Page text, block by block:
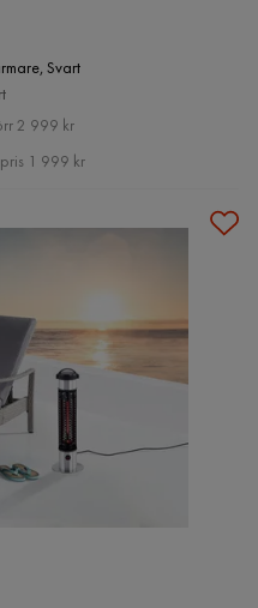
Svart
2 999 kr
1 999 kr